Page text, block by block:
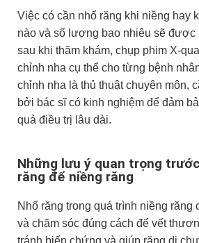
Việc có cần nhổ răng khi niềng hay
nào và số lượng bao nhiêu sẽ được
sau khi thăm khám, chụp phim X-
chỉnh nha cụ thể cho từng bệnh
chỉnh nha là thủ thuật chuyên môn,
bởi bác sĩ có kinh nghiệm để đảm
quả điều trị lâu dài.
Những lưu ý quan trọng
răng để niềng răng
Nhổ răng trong quá trình niềng răng
và chăm sóc đúng cách để vết